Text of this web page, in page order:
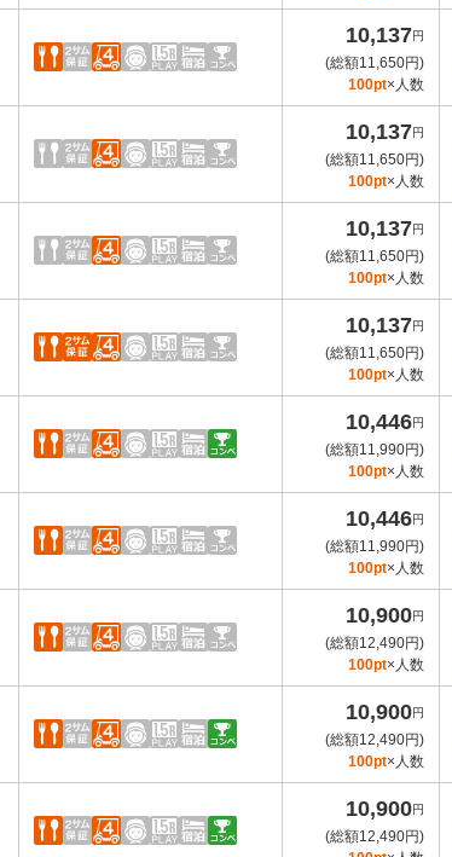
10,137円
(総額11,650円)
100pt×人数
10,137円
(総額11,650円)
100pt×人数
10,137円
(総額11,650円)
100pt×人数
10,137円
(総額11,650円)
100pt×人数
10,446円
(総額11,990円)
100pt×人数
10,446円
(総額11,990円)
100pt×人数
10,900円
(総額12,490円)
100pt×人数
10,900円
(総額12,490円)
100pt×人数
10,900円
(総額12,490円)